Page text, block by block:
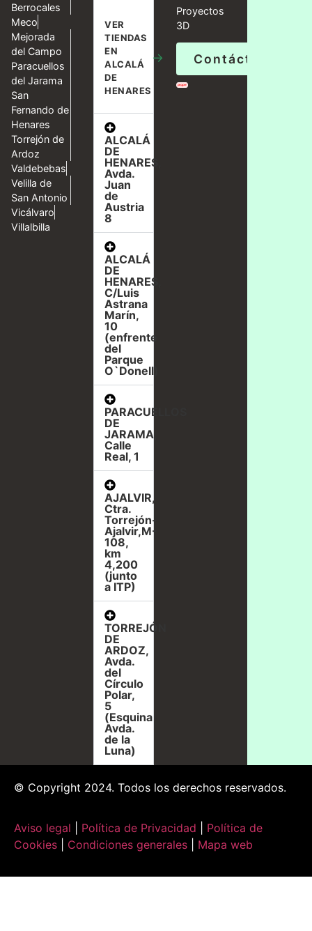
Berrocales
Meco
Mejorada
del Campo
Paracuellos
del Jarama
San
Fernando de
Henares
Torrejón de
Ardoz
Valdebebas
Velilla de
San Antonio
Vicálvaro
Villalbilla
VER
TIENDAS
EN
ALCALÁ
DE
HENARES
→
ALCALÁ
DE
HENARES,
Avda.
Juan
de
Austria
8
ALCALÁ
DE
HENARES,
C/Luis
Astrana
Marín,
10
(enfrente
del
Parque
O`Donell)
PARACUELLOS
DE
JARAMA,
Calle
Real, 1
AJALVIR,
Ctra.
Torrejón-
Ajalvir,M-
108,
km
4,200
(junto
a ITP)
TORREJÓN
DE
ARDOZ,
Avda.
del
Círculo
Polar,
5
(Esquina
Avda.
de la
Luna)
Proyectos
3D
Contáctanos
© Copyright 2024. Todos los derechos reservados.
Aviso legal Política de Privacidad
Política de
Cookies
Condiciones generales Mapa web